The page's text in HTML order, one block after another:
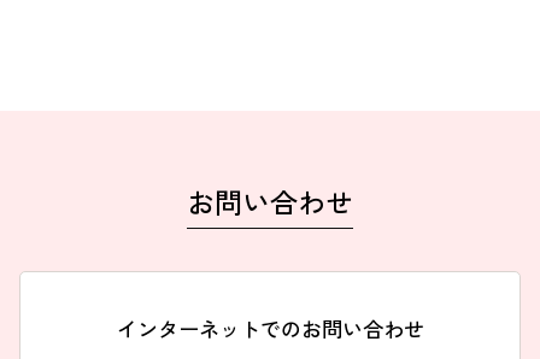
お問い合わせ
インターネットでのお問い合わせ